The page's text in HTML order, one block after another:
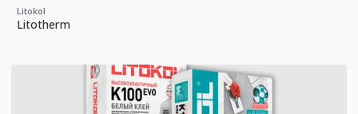
Litokol
Litotherm